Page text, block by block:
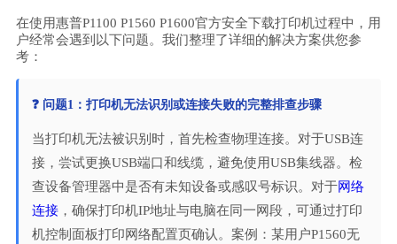
在使用惠普P1100 P1560 P1600官方安全下载打印机过程中，用
户经常会遇到以下问题。我们整理了详细的解决方案供您参
考：
❓ 问题1：打印机无法识别或连接失败的完整排查步骤
当打印机无法被识别时，首先检查物理连接。对于USB连
接，尝试更换USB端口和线缆，避免使用USB集线器。检
查设备管理器中是否有未知设备或感叹号标识。对于网络
连接，确保打印机IP地址与电脑在同一网段，可通过打印
机控制面板打印网络配置页确认。案例：某用户P1560无